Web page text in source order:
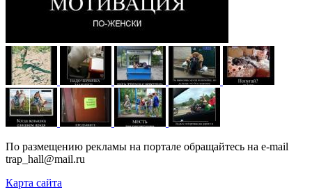
По размещению рекламы на портале обращайтесь на e-mail
trap_hall@mail.ru
Карта сайта